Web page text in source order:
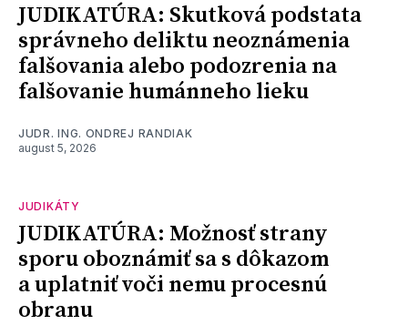
JUDIKATÚRA: Skutková podstata
správneho deliktu neoznámenia
falšovania alebo podozrenia na
falšovanie humánneho lieku
JUDR. ING. ONDREJ RANDIAK
august 5, 2026
JUDIKÁTY
JUDIKATÚRA: Možnosť strany
sporu oboznámiť sa s dôkazom
a uplatniť voči nemu procesnú
obranu